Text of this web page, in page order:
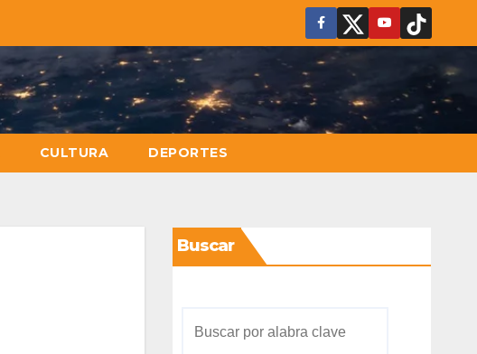
CULTURA DEPORTES
Buscar